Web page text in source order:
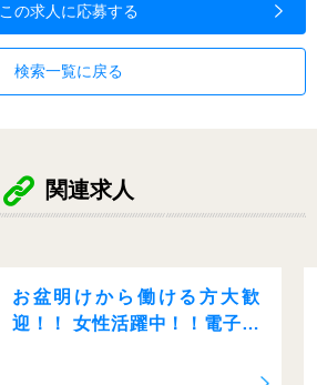
この求人に応募する
検索一覧に戻る
関連求人
急募！！女性大活躍
◎夜勤専属◎残業少な